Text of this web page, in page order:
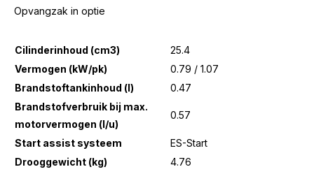
Opvangzak in optie
Cilinderinhoud (cm3)
25.4
Vermogen (kW/pk)
0.79 / 1.07
Brandstoftankinhoud (l)
0.47
Brandstofverbruik bij max.
motorvermogen (l/u)
0.57
Start assist systeem
ES-Start
Drooggewicht (kg)
4.76